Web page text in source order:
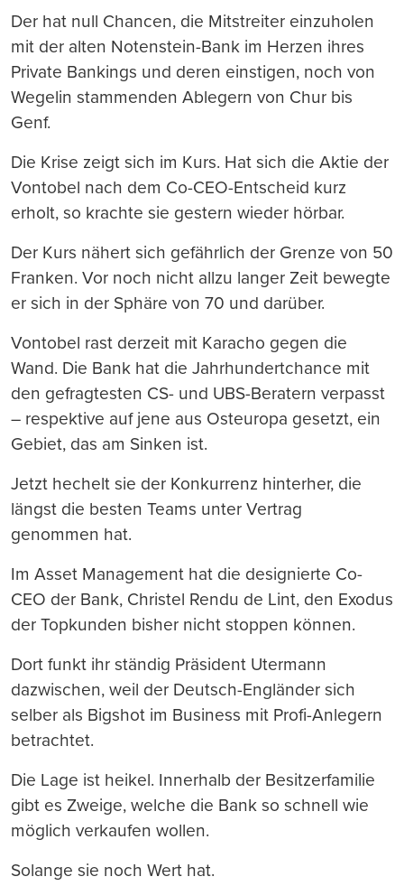
Der hat null Chancen, die Mitstreiter einzuholen
mit der alten Notenstein-Bank im Herzen ihres
Private Bankings und deren einstigen, noch von
Wegelin stammenden Ablegern von Chur bis
Genf.
Die Krise zeigt sich im Kurs. Hat sich die Aktie der
Vontobel nach dem Co-CEO-Entscheid kurz
erholt, so krachte sie gestern wieder hörbar.
Der Kurs nähert sich gefährlich der Grenze von 50
Franken. Vor noch nicht allzu langer Zeit bewegte
er sich in der Sphäre von 70 und darüber.
Vontobel rast derzeit mit Karacho gegen die
Wand. Die Bank hat die Jahrhundertchance mit
den gefragtesten CS- und UBS-Beratern verpasst
– respektive auf jene aus Osteuropa gesetzt, ein
Gebiet, das am Sinken ist.
Jetzt hechelt sie der Konkurrenz hinterher, die
längst die besten Teams unter Vertrag
genommen hat.
Im Asset Management hat die designierte Co-
CEO der Bank, Christel Rendu de Lint, den Exodus
der Topkunden bisher nicht stoppen können.
Dort funkt ihr ständig Präsident Utermann
dazwischen, weil der Deutsch-Engländer sich
selber als Bigshot im Business mit Profi-Anlegern
betrachtet.
Die Lage ist heikel. Innerhalb der Besitzerfamilie
gibt es Zweige, welche die Bank so schnell wie
möglich verkaufen wollen.
Solange sie noch Wert hat.